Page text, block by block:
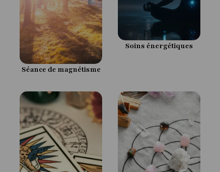
Séance de magnétisme
Soins énergétiques